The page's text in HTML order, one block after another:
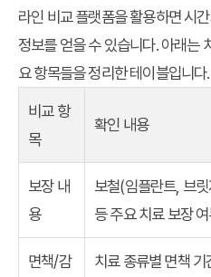
라인 비교 플랫폼을 활용하면 시
정보를 얻을 수 있습니다. 아래는
요 항목들을 정리한 테이블입니다.
비교 항
목
확인 내용
보장 내
용
보철(임플란트, 브
등 주요 치료 보장
면책/감
치료 종류별 면책